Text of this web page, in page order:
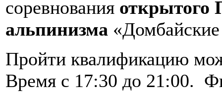
соревнования открытого
альпинизма
Пройти квалификацию
Время с 17:30 до 21:00.